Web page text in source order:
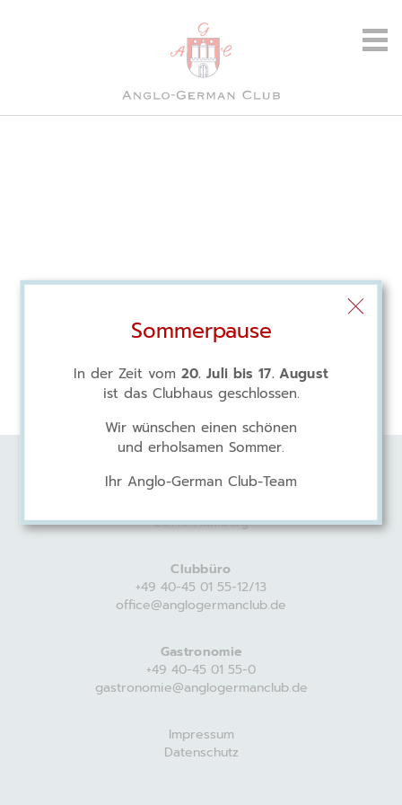
Anglo-German Club
20149 Hamburg
Clubbüro
+49 40-45 01 55-12/13
office@anglogermanclub.de
Gastronomie
+49 40-45 01 55-0
gastronomie@anglogermanclub.de
Impressum
Datenschutz
Sommerpause
In der Zeit vom 20. Juli bis 17. August
ist das Clubhaus geschlossen.
Wir wünschen einen schönen
und erholsamen Sommer.
Ihr Anglo-German Club-Team